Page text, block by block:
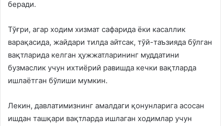
беради.
Тўғри, агар ходим хизмат сафарида ёки касаллик
варақасида, жайдари тилда айтсак, тўй-таъзияда бўлган
вақтларида келган ҳужжатларининг муддатини
бузмаслик учун ихтиёрий равишда кечки вақтларда
ишлаётган бўлиши мумкин.
Лекин, давлатимизнинг амалдаги қонунларига асосан
ишдан ташқари вақтларда ишлаган ходимлар учун